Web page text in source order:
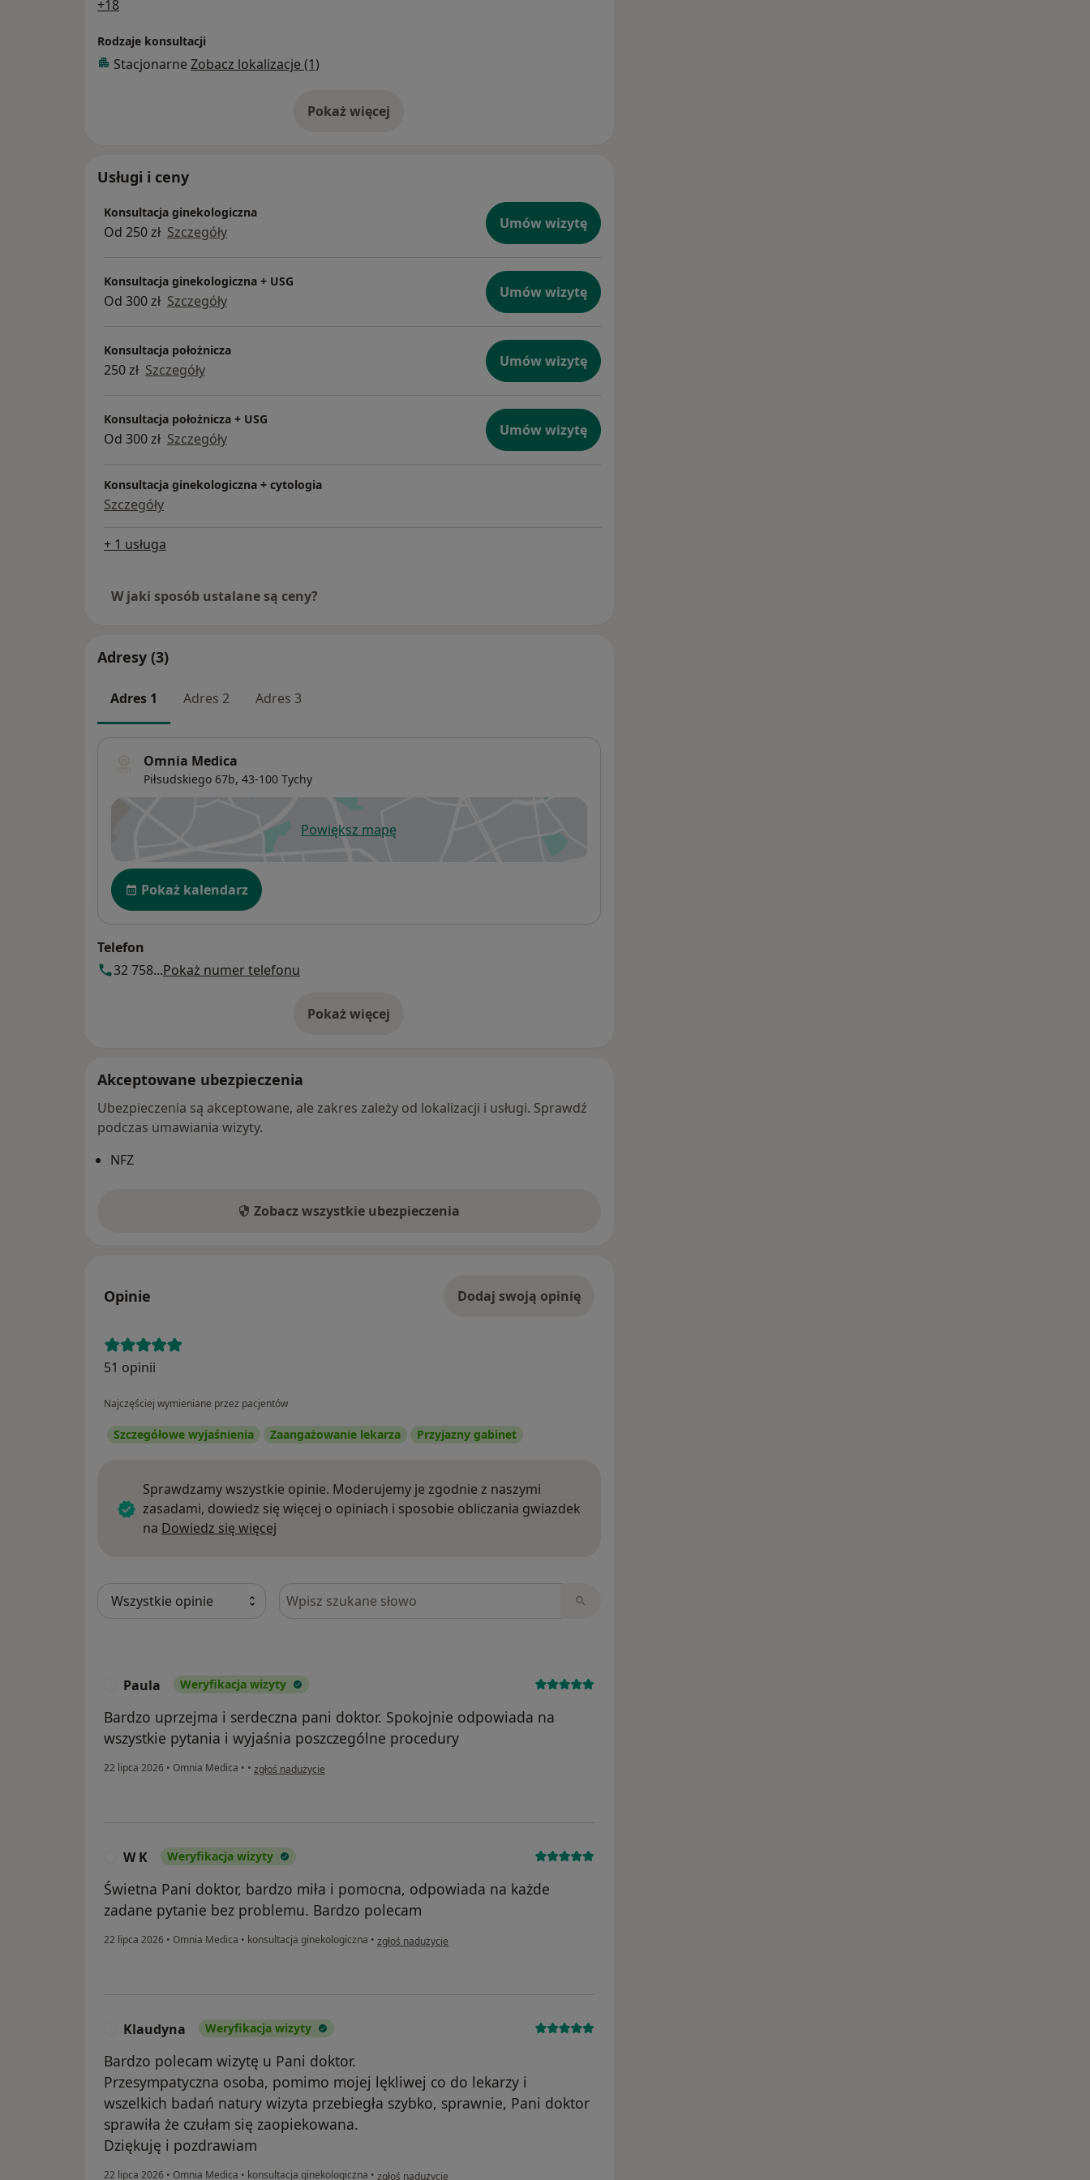
+18a11y_sr_more_diseases
Rodzaje konsultacji
Stacjonarne Zobacz lokalizacje (1)
Pokaż więcejo doświadczeniu
Usługi i ceny
Konsultacja ginekologiczna
Od 250 zł Szczegóły Umów wizytę
Konsultacja ginekologiczna + USG
Od 300 zł Szczegóły Umów wizytę
Konsultacja położnicza
250 zł Szczegóły Umów wizytę
Konsultacja położnicza + USG
Od 300 zł Szczegóły Umów wizytę
Konsultacja ginekologiczna + cytologia
Szczegóły
+ 1 usługa
W jaki sposób ustalane są ceny?
Adresy (3)
Adres 1 Adres 2 Adres 3
Omnia Medica
Piłsudskiego 67b, 43-100 Tychy
Powiększ mapęotwiera się w nowej karcie
Dostępność
Pokaż kalendarz
Telefon
32 758...Pokaż numer telefonu
Pokaż więcej
o adresie
Akceptowane ubezpieczenia
Ubezpieczenia są akceptowane, ale zakres zależy od lokalizacji i usługi. Sprawdź
podczas umawiania wizyty.
NFZ
Zobacz wszystkie ubezpieczenia
Opinie Dodaj swoją opinię
51 opinii
Najczęściej wymieniane przez pacjentów
Szczegółowe wyjaśnienia Zaangażowanie lekarza Przyjazny gabinet
Sprawdzamy wszystkie opinie. Moderujemy je zgodnie z naszymi
zasadami, dowiedz się więcej o opiniach i sposobie obliczania gwiazdek
na Dowiedz się więcej
Szukaj w opiniach
Paula Weryfikacja wizyty
Bardzo uprzejma i serdeczna pani doktor. Spokojnie odpowiada na
wszystkie pytania i wyjaśnia poszczególne procedury
22 lipca 2026 • Omnia Medica • • w opinii użytkownika Paula
zgłoś nadużycie
W K Weryfikacja wizyty
Świetna Pani doktor, bardzo miła i pomocna, odpowiada na każde
zadane pytanie bez problemu. Bardzo polecam
22 lipca 2026 • Omnia Medica • konsultacja ginekologiczna • w opinii użytkownika W K
zgłoś nadużycie
Klaudyna Weryfikacja wizyty
Bardzo polecam wizytę u Pani doktor.
Przesympatyczna osoba, pomimo mojej lękliwej co do lekarzy i
wszelkich badań natury wizyta przebiegła szybko, sprawnie, Pani doktor
sprawiła że czułam się zaopiekowana.
Dziękuję i pozdrawiam
22 lipca 2026 • Omnia Medica • konsultacja ginekologiczna • w opinii użytkownika Klaudyna
zgłoś nadużycie